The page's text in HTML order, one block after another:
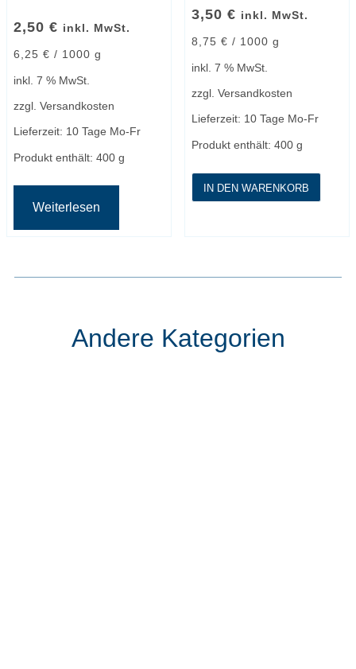
2,50 € inkl. MwSt.
6,25 € / 1000 g
inkl. 7 % MwSt.
zzgl. Versandkosten
Lieferzeit: 10 Tage Mo-Fr
Produkt enthält: 400 g
Weiterlesen
3,50 € inkl. MwSt.
8,75 € / 1000 g
inkl. 7 % MwSt.
zzgl. Versandkosten
Lieferzeit: 10 Tage Mo-Fr
Produkt enthält: 400 g
IN DEN WARENKORB
Andere Kategorien